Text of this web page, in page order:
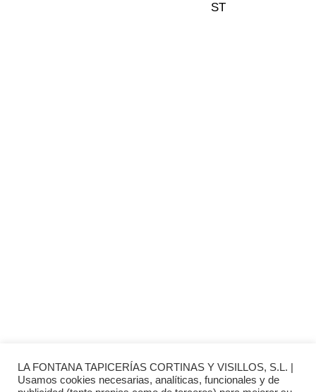
LA FONTANA TAPICERÍAS CORTINAS Y VISILLOS, S.L. |
Usamos cookies necesarias, analíticas, funcionales y de